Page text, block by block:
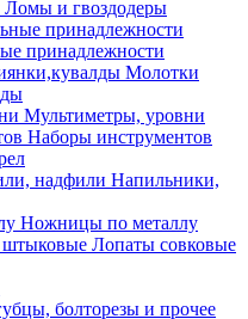
Ломы и гвоздодеры
принадлежности
Молотки
Мультиметры, уровни
Наборы инструментов
Напильники,
Ножницы по металлу
Лопаты совковые